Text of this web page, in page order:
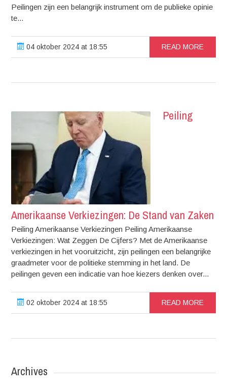
Peilingen zijn een belangrijk instrument om de publieke opinie
te...
04 oktober 2024 at 18:55 READ MORE
Peiling
Amerikaanse Verkiezingen: De Stand van Zaken
Peiling Amerikaanse Verkiezingen Peiling Amerikaanse
Verkiezingen: Wat Zeggen De Cijfers? Met de Amerikaanse
verkiezingen in het vooruitzicht, zijn peilingen een belangrijke
graadmeter voor de politieke stemming in het land. De
peilingen geven een indicatie van hoe kiezers denken over...
02 oktober 2024 at 18:55 READ MORE
Archives